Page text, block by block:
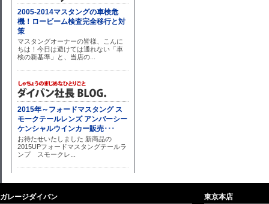
ガレージダイバン 東京本店